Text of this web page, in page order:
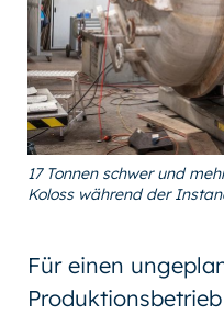
17 Tonnen schwer und
Koloss während der
Für einen